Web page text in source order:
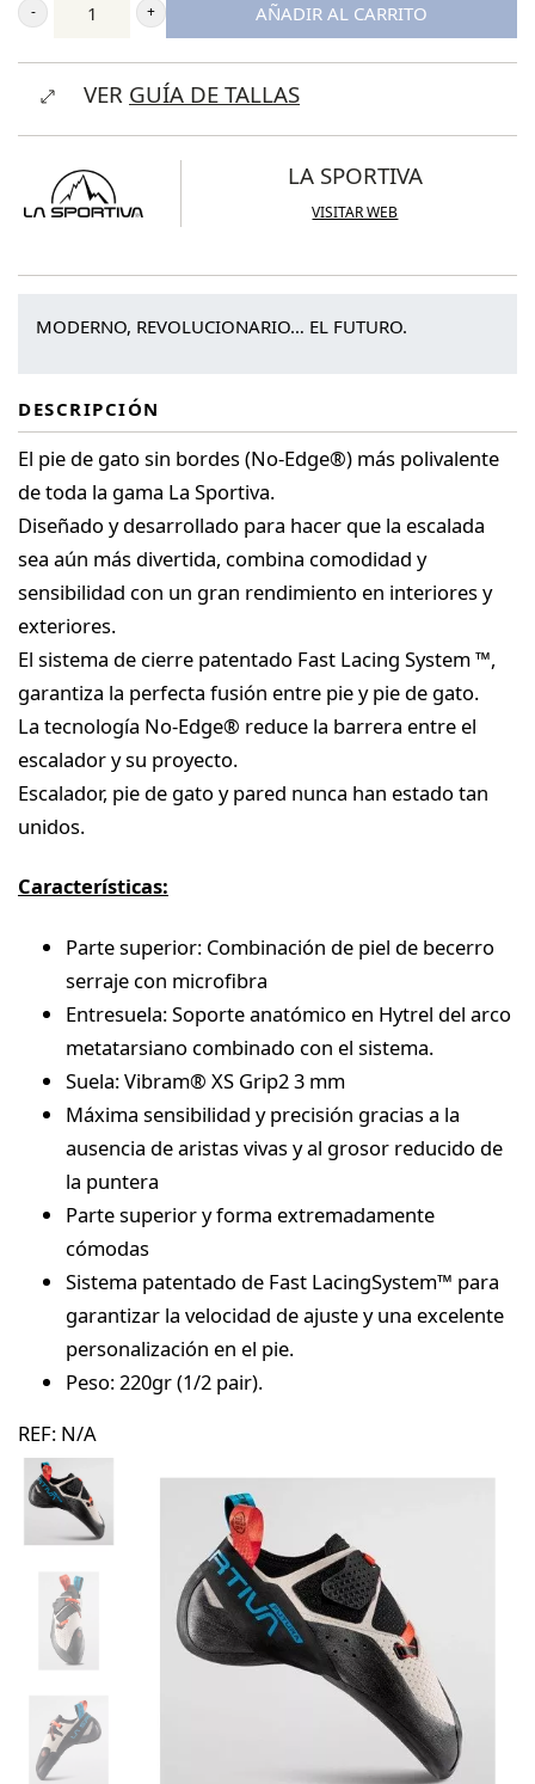
La
Sportiva
Futura
AÑADIR AL CARRITO
VER GUÍA DE TALLAS
LA SPORTIVA
VISITAR WEB
MODERNO, REVOLUCIONARIO… EL FUTURO.
DESCRIPCIÓN
El pie de gato sin bordes (No-Edge®) más polivalente
de toda la gama La Sportiva.
Diseñado y desarrollado para hacer que la escalada
sea aún más divertida, combina comodidad y
sensibilidad con un gran rendimiento en interiores y
exteriores.
El sistema de cierre patentado Fast Lacing System ™,
garantiza la perfecta fusión entre pie y pie de gato.
La tecnología No-Edge® reduce la barrera entre el
escalador y su proyecto.
Escalador, pie de gato y pared nunca han estado tan
unidos.
Características:
Parte superior: Combinación de piel de becerro
serraje con microfibra
Entresuela: Soporte anatómico en Hytrel del arco
metatarsiano combinado con el sistema.
Suela: Vibram® XS Grip2 3 mm
Máxima sensibilidad y precisión gracias a la
ausencia de aristas vivas y al grosor reducido de
la puntera
Parte superior y forma extremadamente
cómodas
Sistema patentado de Fast LacingSystem™ para
garantizar la velocidad de ajuste y una excelente
personalización en el pie.
Peso: 220gr (1/2 pair).
REF: N/A